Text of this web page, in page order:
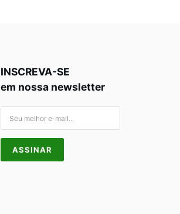
INSCREVA-SE
em nossa newsletter